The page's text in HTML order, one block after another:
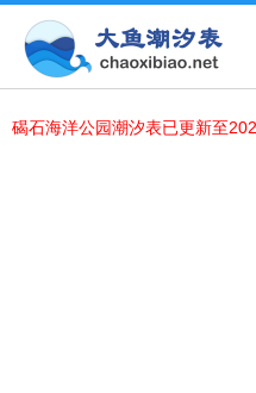
碣石海洋公园潮汐表已更新至